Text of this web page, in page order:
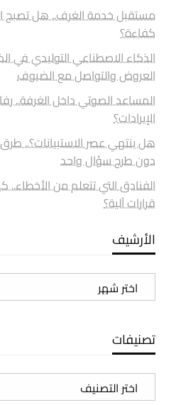
مستقبل خدمة الغرف.. هل تصبح
كفاءة؟
الذكاء الاصطناعي التوليدي في
العروض والتواصل مع الضيوف
المساعد الصوتي داخل الغرفة..
الإيرادات؟
هل ينتهي عصر الاستبيانات؟..
دون طرح سؤال واحد
الفنادق التي تتعلم من
قرارات آلية؟
الأرشيف
الأرشيف
تصنيفات
تصنيفات